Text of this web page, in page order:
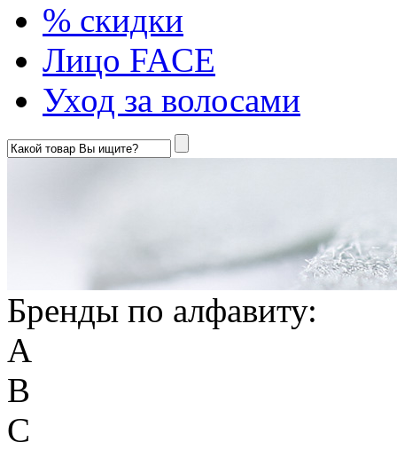
% скидки
Лицо FACE
Уход за волосами
Бренды по алфавиту:
A
B
C